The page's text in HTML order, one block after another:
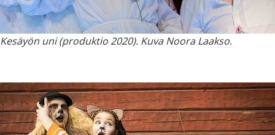
Kesäyön uni (produktio 2020). Kuva Noora Laakso.